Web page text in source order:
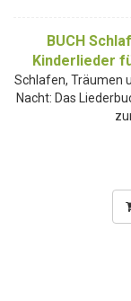
BUCH
Kinderlieder
Schlafen, Träumen
Nacht: Das